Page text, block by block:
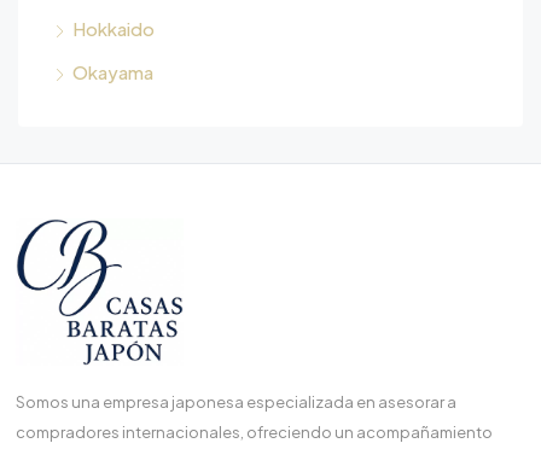
Hokkaido
Okayama
Somos una empresa japonesa especializada en asesorar a
compradores internacionales, ofreciendo un acompañamiento